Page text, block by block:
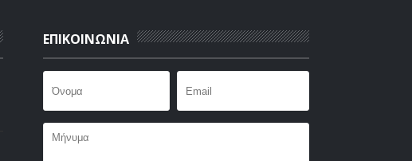
ΕΠΙΚΟΙΝΩΝΙΑ